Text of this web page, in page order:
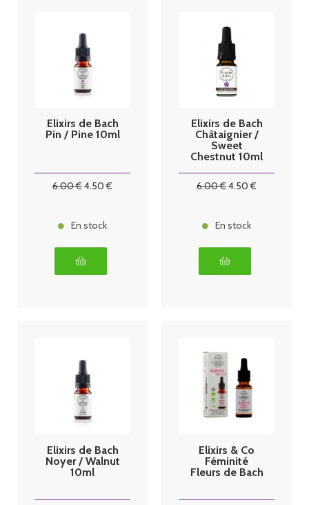
Elixirs de Bach
Pin / Pine 10ml
6.00€4.50 €
En stock
Elixirs de Bach
Châtaignier /
Sweet
Chestnut 10ml
6.00€4.50 €
En stock
Elixirs de Bach
Noyer / Walnut
10ml
Elixirs & Co
Féminité
Fleurs de Bach